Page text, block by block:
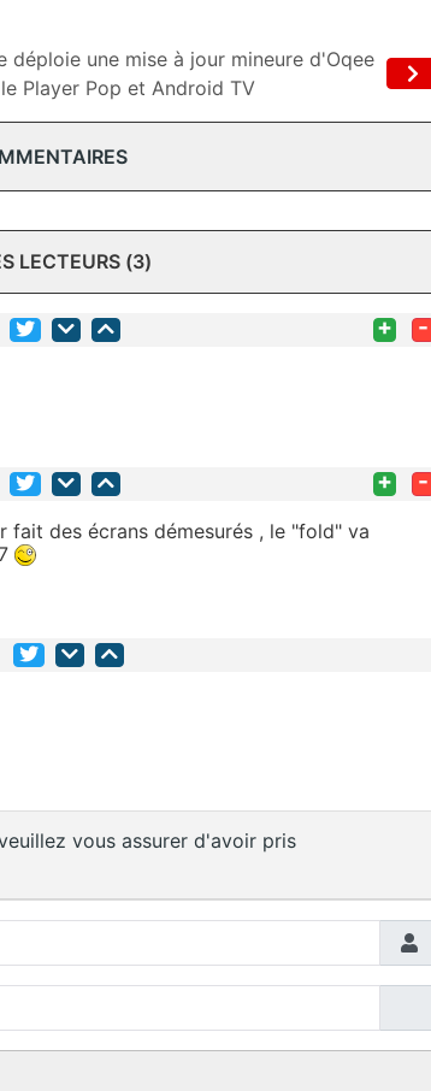
déploie une mise à jour mineure d'Oqee
Player Pop et Android TV
LECTEURS (3)
+ -
+ -
fait des écrans démesurés , le "fold" va
vous assurer d'avoir pris